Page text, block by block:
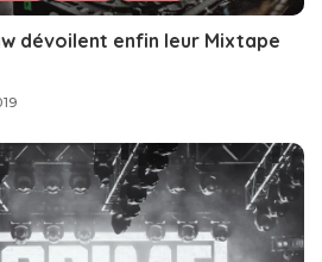
dévoilent enfin leur Mixtape